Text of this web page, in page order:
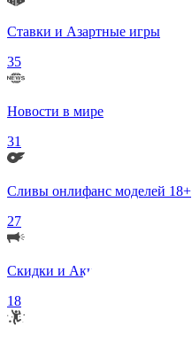
Ставки и Азартные игры
35
Новости в мире
31
Сливы онлифанс моделей 18+
27
Скидки и Акции
18